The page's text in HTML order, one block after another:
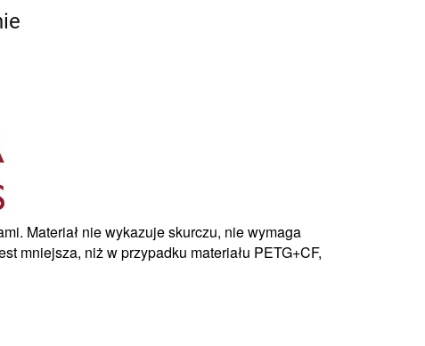
Materiał nie wykazuje skurczu, nie wymaga
mniejsza, niż w przypadku materiału PETG+CF,